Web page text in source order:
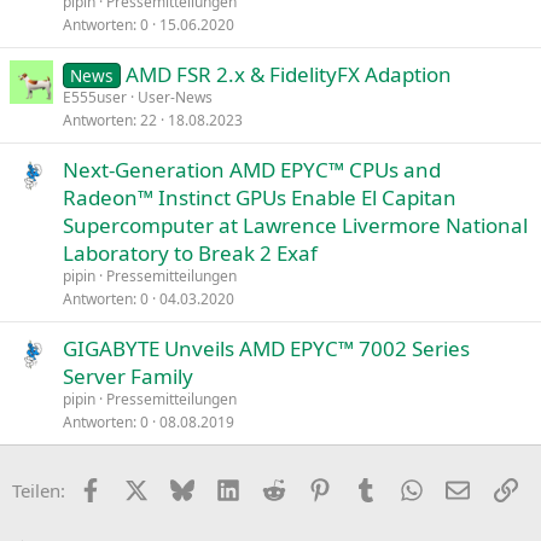
Antworten 0 15.06.2020
News AMD FSR 2.x & FidelityFX Adaption
E555user User-News
Antworten 22 18.08.2023
Next-Generation AMD EPYC™ CPUs and
Radeon™ Instinct GPUs Enable El Capitan
Supercomputer at Lawrence Livermore National
Laboratory to Break 2 Exaf
pipin Pressemitteilungen
Antworten 0 04.03.2020
GIGABYTE Unveils AMD EPYC™ 7002 Series
Server Family
pipin Pressemitteilungen
Antworten 0 08.08.2019
Teilen: Facebook BlueskyLinkedIn
Reddit PinterestTumblr WhatsApp
E-Mail